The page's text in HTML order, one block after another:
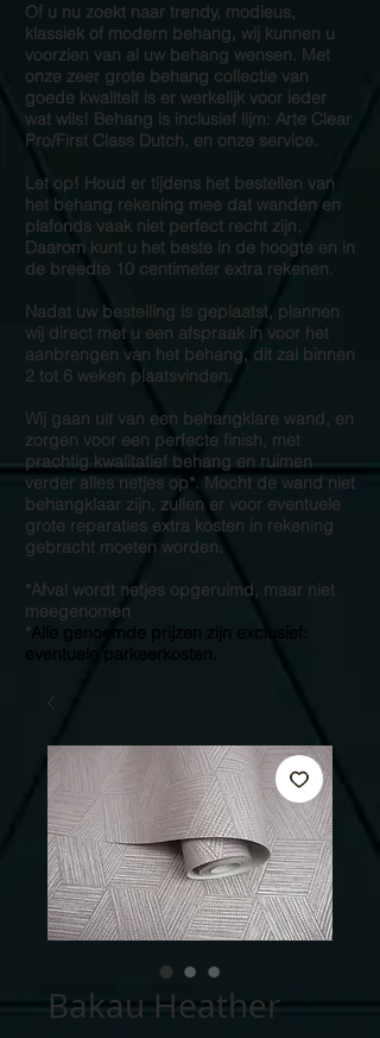
Of u nu zoekt naar trendy, modieus,
klassiek of modern behang, wij kunnen u
voorzien van al uw behang wensen. Met
onze zeer grote behang collectie van
goede kwaliteit is er werkelijk voor ieder
wat wils! Behang is inclusief lijm: Arte Clear
Pro/First Class Dutch, en onze service.
Let op! Houd er tijdens het bestellen van
het behang rekening mee dat wanden en
plafonds vaak niet perfect recht zijn.
Daarom kunt u het beste in de hoogte en in
de breedte 10 centimeter extra rekenen.
Nadat uw bestelling is geplaatst, plannen
wij direct met u een afspraak in voor het
aanbrengen van het behang, dit zal binnen
2 tot 6 weken plaatsvinden.
Wij gaan uit van een behangklare wand, en
zorgen voor een perfecte finish, met
prachtig kwalitatief behang en ruimen
verder alles netjes op*. Mocht de wand niet
behangklaar zijn, zullen er voor eventuele
grote reparaties extra kosten in rekening
gebracht moeten worden.
*Afval wordt netjes opgeruimd, maar niet
meegenomen
* Alle genoemde prijzen zijn exclusief:
eventuele parkeerkosten.
Bakau Heather